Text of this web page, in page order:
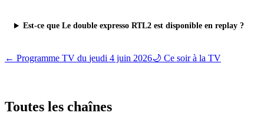
Est-ce que Le double expresso RTL2 est disponible en replay ?
← Programme TV du jeudi 4 juin 2026🌙 Ce soir à la TV
Toutes les chaînes